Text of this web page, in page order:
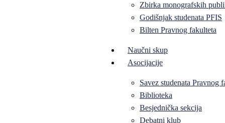
Zbirka monografskih
Godišnjak studenata PFIS
Bilten Pravnog fakulteta
Naučni skup
Asocijacije
Savez studenata Pravnog
Biblioteka
Besjednička sekcija
Debatni klub